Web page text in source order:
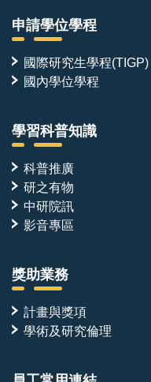
申請學位學程
國際研究生學程(TIGP)
國內學位學程
學習科普知識
科普推廣
研之有物
中研院訊
影音專區
獎助業務
計畫與獎項
學術及研究倫理